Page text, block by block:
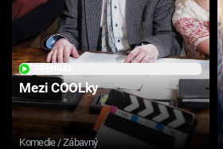
Mezi COOLky
Komedie / Zábavný